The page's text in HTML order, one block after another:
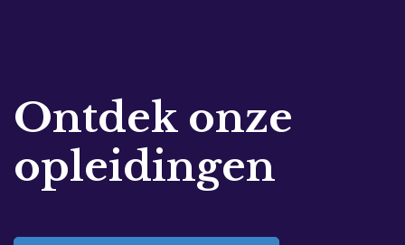
Ontdek onze
opleidingen